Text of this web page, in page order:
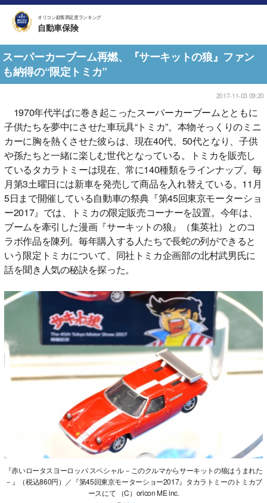
オリコン顧客満足度ランキング
自動車保険
スーパーカーブーム再燃、『サーキットの狼』ファン
も納得の“限定トミカ”
2017-11-03 09:20
1970年代半ばに巻き起こったスーパーカーブームとともに
子供たちを夢中にさせた車玩具“トミカ”。本物そっくりのミニ
カーに胸を熱くさせた彼らは、現在40代、50代となり、子供
や孫たちと一緒に楽しむ世代となっている。トミカを販売し
ているタカラトミーは現在、常に140種類をラインナップ。毎
月第3土曜日には新車を発売して商品を入れ替えている。11月
5日まで開催している自動車の祭典『第45回東京モーターショ
ー2017』では、トミカの限定販売コーナーを設置。今年は、
ブームを牽引した漫画『サーキットの狼』（集英社）とのコ
ラボ作品を陳列。毎年購入する人たちで長蛇の列ができると
いう限定トミカについて、同社トミカ企画部の北村武男氏に
話を聞き人気の秘訣を探った。
『赤いロータスヨーロッパ スペシャル－このクルマからサーキットの狼はうまれた
－』（税込860円）／『第45回東京モーターショー2017』タカラトミーのトミカブ
ースにて （C）oricon ME inc.